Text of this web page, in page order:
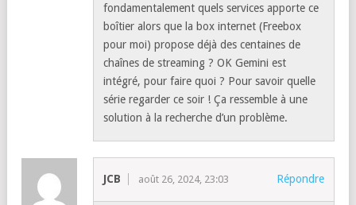
fondamentalement quels services apporte ce
boîtier alors que la box internet (Freebox
pour moi) propose déjà des centaines de
chaînes de streaming ? OK Gemini est
intégré, pour faire quoi ? Pour savoir quelle
série regarder ce soir ! Ça ressemble à une
solution à la recherche d’un problème.
JCB août 26, 2024, 23:03 Répondre